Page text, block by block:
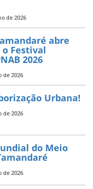
de 2026
abre
Festival
2026
de 2026
Urbana!
de 2026
do Meio
de 2026